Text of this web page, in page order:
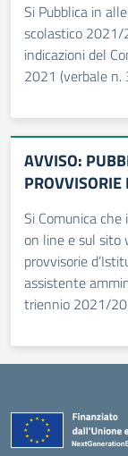
Si Pubblica in
scolastico 2021/
indicazioni del
2021 (verbale n.
AVVISO:
PROVVISORIE
Si Comunica che
on line e sul sito
provvisorie
assistente
triennio 2021/